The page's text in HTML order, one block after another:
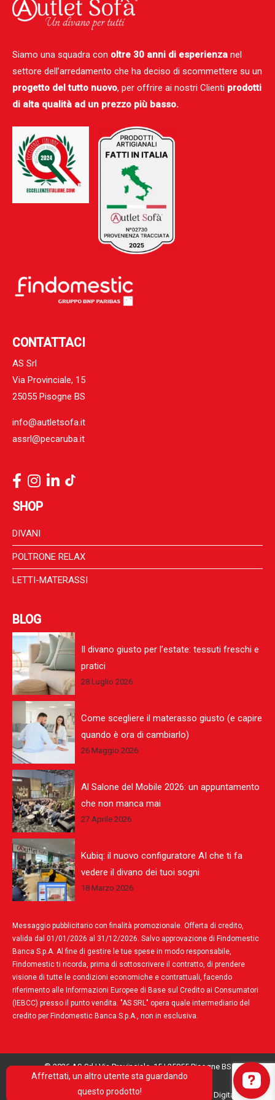
Affrettati, un altro utente sta guardando
questo prodotto!
Siamo una squadra con oltre 30 anni di esperienza nel
settore dell’arredamento che ha deciso di scommettere su un
progetto del tutto nuovo, per offrire ai nostri Clienti prodotti
di alta qualità ad un prezzo più basso.
CONTATTACI
AS Srl
Via Provinciale, 15
25055 Pisogne BS
info@autletsofa.it
assrl@pecaruba.it
SHOP
DIVANI
POLTRONE RELAX
LETTI-MATERASSI
BLOG
Il divano giusto per l’estate: tessuti freschi e
pratici
28 Luglio 2026
Come scegliere il materasso giusto (e capire
quando è ora di cambiarlo)
26 Maggio 2026
Al Salone del Mobile 2026: un appuntamento
che non manca mai
27 Aprile 2026
Kubiq: il nuovo configuratore AI che ti fa
vedere il divano dei tuoi sogni
18 Marzo 2026
Messaggio pubblicitario con finalità promozionale. Offerta di credito,
valida dal 01/01/2026 al 31/12/2026. Salvo approvazione di Findomestic
Banca S.p.A. Al fine di gestire le tue spese in modo responsabile,
Findomestic ti ricorda, prima di sottoscrivere il contratto, di prendere
visione di tutte le condizioni economiche e contrattuali, facendo
riferimento alle Informazioni Europee di Base sul Credito ai Consumatori
(IEBCC) presso il punto vendita. "AS SRL" opera quale intermediario del
credito per Findomestic Banca S.p.A., non in esclusiva.
© 2026 AS Srl | Via Provinciale, 15 | 25055 Pisogne BS
PI IT-04084710989 |info@autletsofa.it
Privacy Policy|Cookie Policy| Concept by Polaris Digital